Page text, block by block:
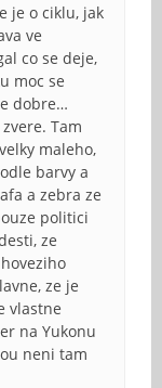
je o ciklu, jak
ve
co se deje,
moc se
dobre…
Tam
maleho,
barvy a
a zebra ze
politici
ze
ze je
vlastne
na Yukonu
neni tam